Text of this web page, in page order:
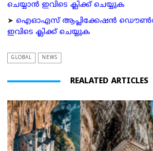
ചെയ്യാന്‍ ഇവിടെ ക്ലിക്ക് ചെയ്യുക
➤ ഐഓഎസ് ആപ്ലിക്കേഷന്‍
ഇവിടെ ക്ലിക്ക് ചെയ്യുക
GLOBAL NEWS
REALATED ARTICLES